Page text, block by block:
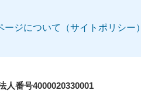
ージについて（サイトポリシー）
人番号4000020330001